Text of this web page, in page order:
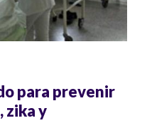
para prevenir
zika y